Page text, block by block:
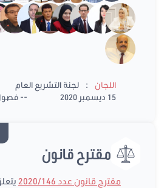
اللجان :
لجنة التشريع العام
15 ديسمبر 2020
--
مقترح قانون
مقترح قانون عدد 2020/146